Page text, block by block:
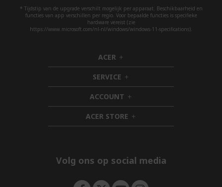
* Tijdstip van de upgrade verschilt mogelijk per apparaat. Beschikbaarheid en
functies van app verschillen per regio. Voor bepaalde functies is specifieke
hardware vereist (zie
https://www.microsoft.com/nl-nl/windows/windows-11-specifications).
ACER h
i
d
d
e
n
SERVICE h
i
d
d
e
n
ACCOUNT h
i
d
d
ACER STORE h
i
e
Volg ons op social media